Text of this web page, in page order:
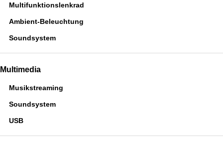
Multifunktionslenkrad
Ambient-Beleuchtung
Soundsystem
Multimedia
Musikstreaming
Soundsystem
USB